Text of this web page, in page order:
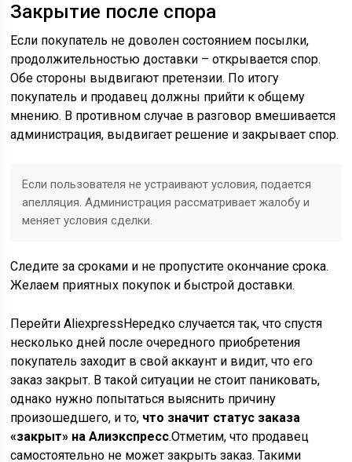
Закрытие после спора
Если покупатель не доволен состоянием посылки,
продолжительностью доставки – открывается спор.
Обе стороны выдвигают претензии. По итогу
покупатель и продавец должны прийти к общему
мнению. В противном случае в разговор вмешивается
администрация, выдвигает решение и закрывает спор.
Если пользователя не устраивают условия, подается
апелляция. Администрация рассматривает жалобу и
меняет условия сделки.
Следите за сроками и не пропустите окончание срока.
Желаем приятных покупок и быстрой доставки.
Перейти AliexpressНередко случается так, что спустя
несколько дней после очередного приобретения
покупатель заходит в свой аккаунт и видит, что его
заказ закрыт. В такой ситуации не стоит паниковать,
однако нужно попытаться выяснить причину
произошедшего, и то, что значит статус заказа
«закрыт» на Алиэкспресс.Отметим, что продавец
самостоятельно не может закрыть заказ. Такими